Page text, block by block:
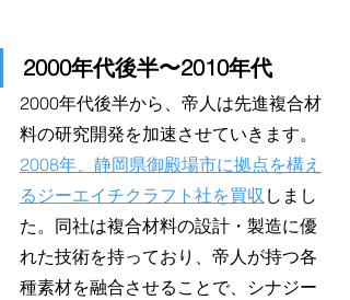
2000年代後半〜2010年代
2000年代後半から、帝人は先進複合材
料の研究開発を加速させていきます。
2008年、静岡県御殿場市に拠点を構え
るジーエイチクラフト社を買収 しまし
た。同社は複合材料の設計・製造に優
れた技術を持っており、帝人が持つ各
種素材を融合させることで、シナジー